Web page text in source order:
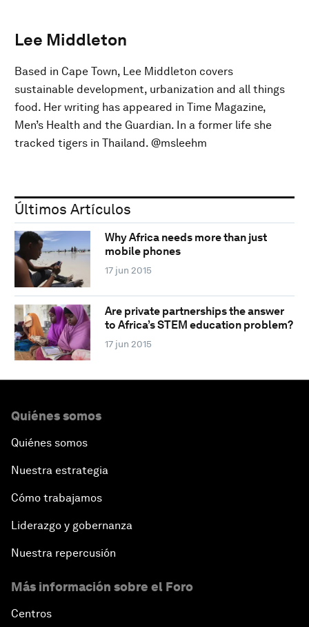
Lee Middleton
Based in Cape Town, Lee Middleton covers
sustainable development, urbanization and all things
food. Her writing has appeared in Time Magazine,
Men’s Health and the Guardian. In a former life she
tracked tigers in Thailand. @msleehm
Últimos Artículos
Why Africa needs more than just
mobile phones
17 jun 2015
Are private partnerships the answer
to Africa’s STEM education problem?
17 jun 2015
Quiénes somos
Quiénes somos
Nuestra estrategia
Cómo trabajamos
Liderazgo y gobernanza
Nuestra repercusión
Más información sobre el Foro
Centros